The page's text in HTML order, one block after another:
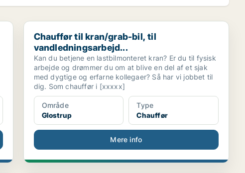
Chauffør til kran/grab-bil, til vandledningsarbejd...
Chauffør til kran/grab-bil, til
vandledningsarbejd...
Kan du betjene en lastbilmonteret kran? Er du til fysisk
arbejde og drømmer du om at blive en del af et sjak
med dygtige og erfarne kollegaer? Så har vi jobbet til
dig. Som chauffør i [xxxxx]
Område
Glostrup
Type
Chauffør
Mere info